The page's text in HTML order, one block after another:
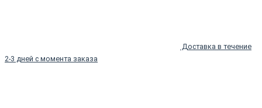
Доставка в течение
2-3 дней с момента заказа